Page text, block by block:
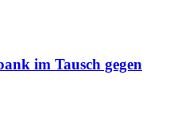
im Tausch gegen